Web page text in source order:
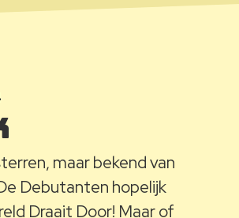
maar bekend van
Debutanten hopelijk
Draait Door! Maar of